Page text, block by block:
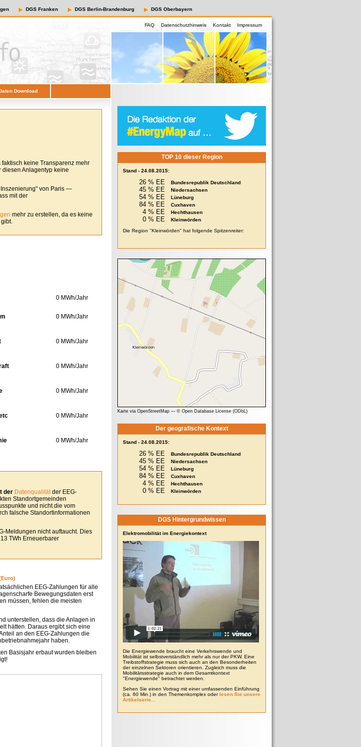
DGS Franken DGS Berlin-Brandenburg DGS Oberbayern
FAQ Datenschutzhinweis Kontakt Impressum
Download
faktisch keine Transparenz mehr
diesen Anlagentyp keine
von Paris —
mit der
mehr zu erstellen, da es keine
0 MWh/Jahr
0 MWh/Jahr
0 MWh/Jahr
0 MWh/Jahr
0 MWh/Jahr
0 MWh/Jahr
0 MWh/Jahr
der Datenqualitätder EEG-
Standortgemeinden
und nicht die vom
falsche Standortinformationen
Meldungen nicht auftaucht. Dies
TWh Erneuerbarer
EEG-Zahlungen für alle
Bewegungsdaten erst
müssen, fehlen die meisten
unterstellen, dass die Anlagen in
hätten. Daraus ergibt sich eine
an den EEG-Zahlungen die
haben.
Basisjahr erbaut wurden bleiben
TOP 10 dieser Region
Stand - 24.08.2015:
26 % EE Bundesrepublik Deutschland
45 % EE Niedersachsen
54 % EE Lüneburg
84 % EE Cuxhaven
4 % EE Hechthausen
0 % EE
Kleinwörden
Die Region "Kleinwörden" hat folgende Spitzenreiter:
Karte via OpenStreetMap — © Open Database License (ODbL)
Der geografische Kontext
Stand - 24.08.2015:
26 % EE Bundesrepublik Deutschland
45 % EE Niedersachsen
54 % EE Lüneburg
84 % EE Cuxhaven
4 % EE Hechthausen
0 % EE Kleinwörden
DGS Hintergrundwissen
Elektromobilität im Energiekontext
Die Energiewende braucht eine Verkehrswende und
Mobilität ist selbstverständlich mehr als nur der PKW. Eine
Treibstoffstrategie muss sich auch an den Besonderheiten
der einzelnen Sektoren orientieren. Zugleich muss die
Mobilitätsstrategie auch in dem Gesamtkontext
"Energiewende" betrachtet werden.
Sehen Sie einen Vortrag mit einer umfassenden Einführung
(ca. 60 Min.) in den Themenkomplex oderlesen Sie unsere
Artikelserie...